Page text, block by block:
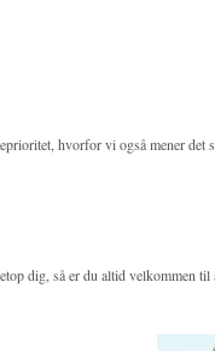
hvorfor vi også mener
dig, så er du altid velkommen